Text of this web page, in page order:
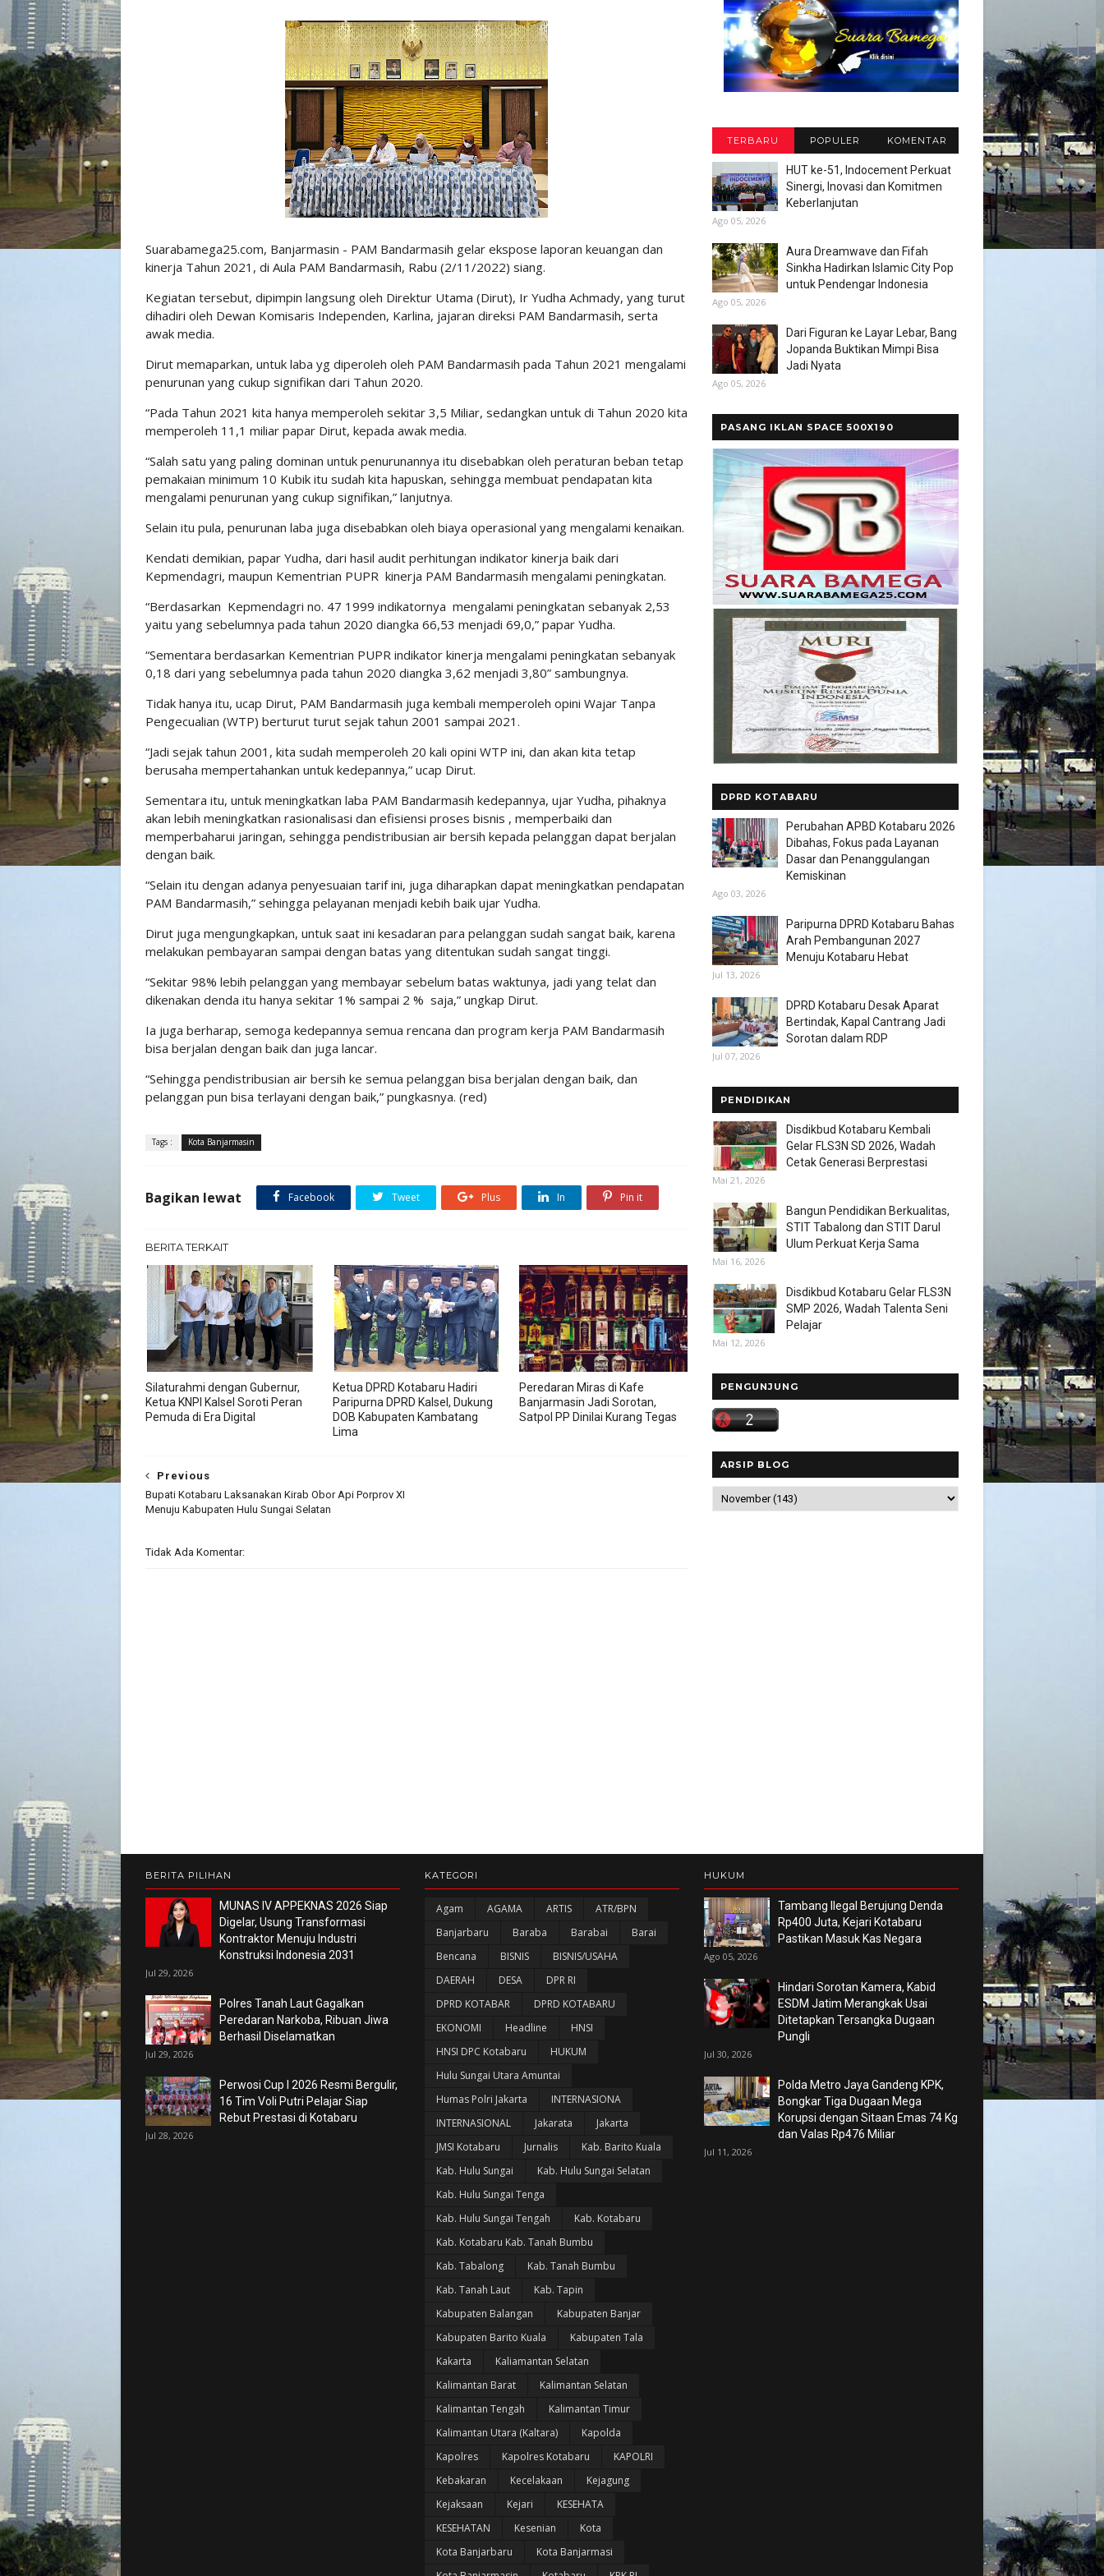
Suarabamega25.com, Banjarmasin - PAM Bandarmasih gelar ekspose laporan keuangan dan
kinerja Tahun 2021, di Aula PAM Bandarmasih, Rabu (2/11/2022) siang.
Kegiatan tersebut, dipimpin langsung oleh Direktur Utama (Dirut), Ir Yudha Achmady, yang turut
dihadiri oleh Dewan Komisaris Independen, Karlina, jajaran direksi PAM Bandarmasih, serta
awak media.
Dirut memaparkan, untuk laba yg diperoleh oleh PAM Bandarmasih pada Tahun 2021 mengalami
penurunan yang cukup signifikan dari Tahun 2020.
“Pada Tahun 2021 kita hanya memperoleh sekitar 3,5 Miliar, sedangkan untuk di Tahun 2020 kita
memperoleh 11,1 miliar papar Dirut, kepada awak media.
“Salah satu yang paling dominan untuk penurunannya itu disebabkan oleh peraturan beban tetap
pemakaian minimum 10 Kubik itu sudah kita hapuskan, sehingga membuat pendapatan kita
mengalami penurunan yang cukup signifikan,” lanjutnya.
Selain itu pula, penurunan laba juga disebabkan oleh biaya operasional yang mengalami kenaikan.
Kendati demikian, papar Yudha, dari hasil audit perhitungan indikator kinerja baik dari
Kepmendagri, maupun Kementrian PUPR kinerja PAM Bandarmasih mengalami peningkatan.
“Berdasarkan Kepmendagri no. 47 1999 indikatornya mengalami peningkatan sebanyak 2,53
yaitu yang sebelumnya pada tahun 2020 diangka 66,53 menjadi 69,0,” papar Yudha.
“Sementara berdasarkan Kementrian PUPR indikator kinerja mengalami peningkatan sebanyak
0,18 dari yang sebelumnya pada tahun 2020 diangka 3,62 menjadi 3,80” sambungnya.
Tidak hanya itu, ucap Dirut, PAM Bandarmasih juga kembali memperoleh opini Wajar Tanpa
Pengecualian (WTP) berturut turut sejak tahun 2001 sampai 2021.
“Jadi sejak tahun 2001, kita sudah memperoleh 20 kali opini WTP ini, dan akan kita tetap
berusaha mempertahankan untuk kedepannya,” ucap Dirut.
Sementara itu, untuk meningkatkan laba PAM Bandarmasih kedepannya, ujar Yudha, pihaknya
akan lebih meningkatkan rasionalisasi dan efisiensi proses bisnis , memperbaiki dan
memperbaharui jaringan, sehingga pendistribusian air bersih kepada pelanggan dapat berjalan
dengan baik.
“Selain itu dengan adanya penyesuaian tarif ini, juga diharapkan dapat meningkatkan pendapatan
PAM Bandarmasih,” sehingga pelayanan menjadi kebih baik ujar Yudha.
Dirut juga mengungkapkan, untuk saat ini kesadaran para pelanggan sudah sangat baik, karena
melakukan pembayaran sampai dengan batas yang ditentukan sudah sangat tinggi.
“Sekitar 98% lebih pelanggan yang membayar sebelum batas waktunya, jadi yang telat dan
dikenakan denda itu hanya sekitar 1% sampai 2 % saja,” ungkap Dirut.
Ia juga berharap, semoga kedepannya semua rencana dan program kerja PAM Bandarmasih
bisa berjalan dengan baik dan juga lancar.
“Sehingga pendistribusian air bersih ke semua pelanggan bisa berjalan dengan baik, dan
pelanggan pun bisa terlayani dengan baik,” pungkasnya. (red)
Tags : Kota Banjarmasin
Bagikan lewat Facebook Tweet Plus In Pin it
BERITA TERKAIT
Silaturahmi dengan Gubernur,
Ketua KNPI Kalsel Soroti Peran
Pemuda di Era Digital
Ketua DPRD Kotabaru Hadiri
Paripurna DPRD Kalsel, Dukung
DOB Kabupaten Kambatang
Lima
Peredaran Miras di Kafe
Banjarmasin Jadi Sorotan,
Satpol PP Dinilai Kurang Tegas
Previous
Bupati Kotabaru Laksanakan Kirab Obor Api Porprov XI
Menuju Kabupaten Hulu Sungai Selatan
Tidak Ada Komentar:
TERBARU POPULER KOMENTAR
HUT ke-51, Indocement Perkuat
Sinergi, Inovasi dan Komitmen
Keberlanjutan
Ago 05, 2026
Aura Dreamwave dan Fifah
Sinkha Hadirkan Islamic City Pop
untuk Pendengar Indonesia
Ago 05, 2026
Dari Figuran ke Layar Lebar, Bang
Jopanda Buktikan Mimpi Bisa
Jadi Nyata
Ago 05, 2026
PASANG IKLAN SPACE 500X190
DPRD KOTABARU
Perubahan APBD Kotabaru 2026
Dibahas, Fokus pada Layanan
Dasar dan Penanggulangan
Kemiskinan
Ago 03, 2026
Paripurna DPRD Kotabaru Bahas
Arah Pembangunan 2027
Menuju Kotabaru Hebat
Jul 13, 2026
DPRD Kotabaru Desak Aparat
Bertindak, Kapal Cantrang Jadi
Sorotan dalam RDP
Jul 07, 2026
PENDIDIKAN
Disdikbud Kotabaru Kembali
Gelar FLS3N SD 2026, Wadah
Cetak Generasi Berprestasi
Mai 21, 2026
Bangun Pendidikan Berkualitas,
STIT Tabalong dan STIT Darul
Ulum Perkuat Kerja Sama
Mai 16, 2026
Disdikbud Kotabaru Gelar FLS3N
SMP 2026, Wadah Talenta Seni
Pelajar
Mai 12, 2026
PENGUNJUNG
ARSIP BLOG
BERITA PILIHAN
MUNAS IV APPEKNAS 2026 Siap
Digelar, Usung Transformasi
Kontraktor Menuju Industri
Konstruksi Indonesia 2031
Jul 29, 2026
Polres Tanah Laut Gagalkan
Peredaran Narkoba, Ribuan Jiwa
Berhasil Diselamatkan
Jul 29, 2026
Perwosi Cup I 2026 Resmi Bergulir,
16 Tim Voli Putri Pelajar Siap
Rebut Prestasi di Kotabaru
Jul 28, 2026
KATEGORI
Agam AGAMA ARTIS
ATR/BPN
Banjarbaru
Baraba Barabai
Barai
Bencana
BISNIS
BISNIS/USAHA
DAERAH
DESA
DPR RI
DPRD KOTABAR
DPRD KOTABARU
EKONOMI
Headline
HNSI
HNSI DPC Kotabaru
HUKUM
Hulu Sungai Utara Amuntai
Humas Polri Jakarta
INTERNASIONA
INTERNASIONAL
Jakarata
Jakarta
JMSI Kotabaru
Jurnalis
Kab. Barito Kuala
Kab. Hulu Sungai
Kab. Hulu Sungai Selatan
Kab. Hulu Sungai Tenga
Kab. Hulu Sungai Tengah
Kab. Kotabaru
Kab. Kotabaru Kab. Tanah Bumbu
Kab. Tabalong
Kab. Tanah Bumbu
Kab. Tanah Laut
Kab. Tapin
Kabupaten Balangan
Kabupaten Banjar
Kabupaten Barito Kuala
Kabupaten Tala
Kakarta
Kaliamantan Selatan
Kalimantan Barat
Kalimantan Selatan
Kalimantan Tengah
Kalimantan Timur
Kalimantan Utara (Kaltara)
Kapolda
Kapolres
Kapolres Kotabaru
KAPOLRI
Kebakaran
Kecelakaan
Kejagung
Kejaksaan
Kejari
KESEHATA
KESEHATAN
Kesenian
Kota
Kota Banjarbaru
Kota Banjarmasi
HUKUM
Tambang Ilegal Berujung Denda
Rp400 Juta, Kejari Kotabaru
Pastikan Masuk Kas Negara
Ago 05, 2026
Hindari Sorotan Kamera, Kabid
ESDM Jatim Merangkak Usai
Ditetapkan Tersangka Dugaan
Pungli
Jul 30, 2026
Polda Metro Jaya Gandeng KPK,
Bongkar Tiga Dugaan Mega
Korupsi dengan Sitaan Emas 74 Kg
dan Valas Rp476 Miliar
Jul 11, 2026